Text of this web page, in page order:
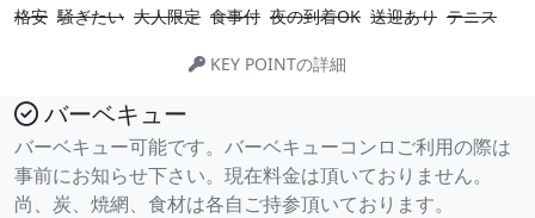
格安 騒ぎたい 大人限定 食事付 夜の到着OK 送迎あり テニス
KEY POINTの詳細
バーベキュー
バーベキュー可能です。バーベキューコンロご利用の際は
事前にお知らせ下さい。現在料金は頂いておりません。
尚、炭、焼網、食材は各自ご持参頂いております。